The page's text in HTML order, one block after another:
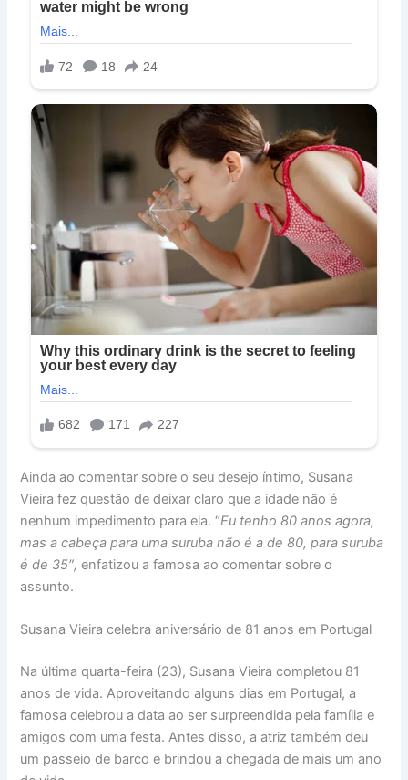
Ainda ao comentar sobre o seu desejo íntimo, Susana
Vieira fez questão de deixar claro que a idade não é
nenhum impedimento para ela. “Eu tenho 80 anos agora,
mas a cabeça para uma suruba não é a de 80, para suruba
é de 35″,enfatizou a famosa ao comentar sobre o
assunto.
Susana Vieira celebra aniversário de 81 anos em Portugal
Na última quarta-feira (23), Susana Vieira completou 81
anos de vida. Aproveitando alguns dias em Portugal, a
famosa celebrou a data ao ser surpreendida pela família e
amigos com uma festa. Antes disso, a atriz também deu
um passeio de barco e brindou a chegada de mais um ano